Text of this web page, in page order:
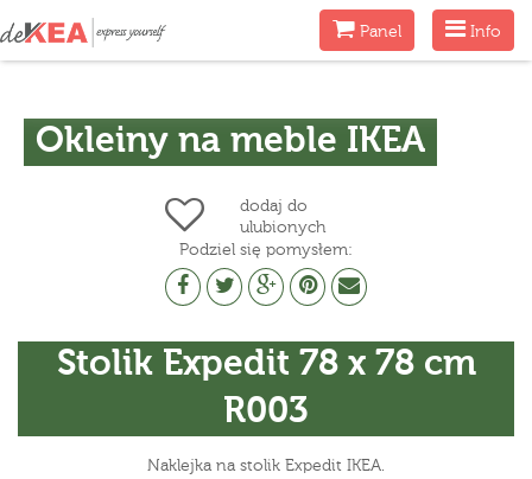
Menu
Info
MenuPanel
Okleiny na meble IKEA
dodaj do
ulubionych
Podziel się pomysłem:
Stolik Expedit 78 x 78 cm
R003
Naklejka na stolik Expedit IKEA.